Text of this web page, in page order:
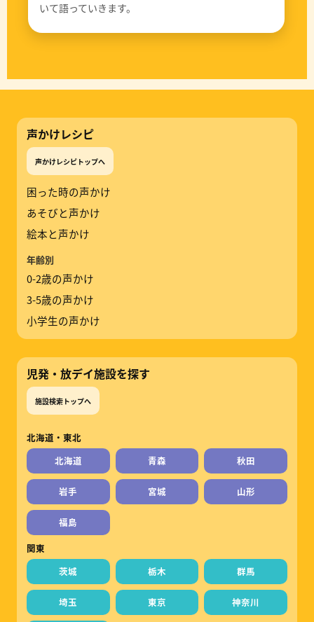
いて語っていきます。
声かけレシピ
声かけレシピトップへ
困った時の声かけ
あそびと声かけ
絵本と声かけ
年齢別
0-2歳の声かけ
3-5歳の声かけ
小学生の声かけ
児発・放デイ施設を探す
施設検索トップへ
北海道・東北
北海道
青森 秋田
岩手 宮城 山形
福島
関東
茨城
栃木 群馬
埼玉 東京 神奈川